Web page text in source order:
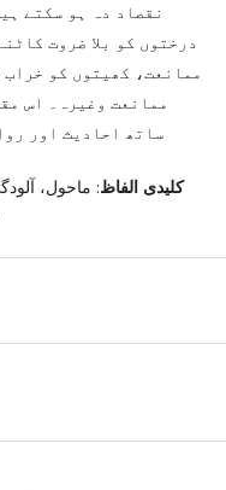
نقصاد دہ ہو سکتے
درختوں کو بلا ضروت
ممانعت، کھیتوں کو
ممانعت وغیرہ۔ اس
ساتھ احادیث اور
کلیدی الفاظ: ماحول،